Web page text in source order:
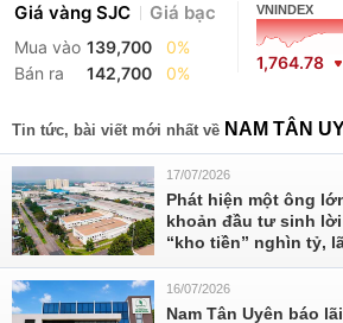
Giá vàng SJC Giá bạc
Mua vào 139,700
0%
Bán ra
142,700 0%
VNINDEX
1,764.78
Tin tức, bài viết mới nhất về NAM TÂN
17/07/2026
Phát hiện một ông
khoản đầu tư sinh
“kho tiền” nghìn tỷ,
16/07/2026
Nam Tân Uyên báo